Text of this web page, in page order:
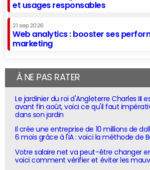
et usages responsables
21 sep 2026
Web analytics : booster ses
marketing
À NE PAS RATER
Le jardinier du roi d'Angleterre Charles III
avant fin août, voici ce qu'il faut
dans son jardin
Il crée une entreprise de 10 millions de
6 mois grâce à l'IA : voici la méthode de
Votre salaire net va peut-être changer
voici comment vérifier et éviter les